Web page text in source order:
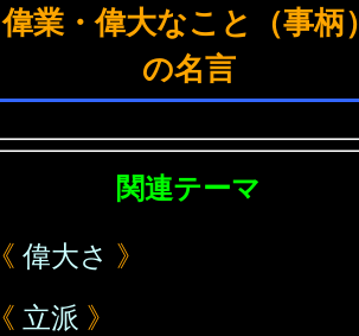
偉業・偉大なこと（事柄）
の名言
関連テーマ
《 偉大さ 》
《 立派 》